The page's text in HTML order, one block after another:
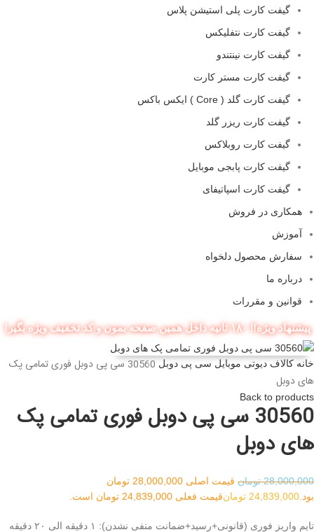
گیفت کارت پلی استیشن پلاس
گیفت کارت نتفلیکس
گیفت کارت نینتندو
گیفت کارت مستر کارت
گیفت کارت گلد ( Core ) ایکس باکس
گیفت کارت ریزر گلد
گیفت کارت روبلاکس
گیفت کارت پابجی موبایل
گیفت کارت اسپاتیفای
همکاری در فروش
آموزش
سفارش محصول دلخواه
درباره ما
قوانین و مقررات
پیشنهاد ویژه‼️ ۱۸۰ ثانیه داخل همین صفحه بمون و کد تخفیف ویژه بگیر!
خانه کالاف دیوتی موبایل سی پی دوبل
30560 سی پی دوبل فوری تمامی پک
های دوبل
Back to products
30560 سی پی دوبل فوری تمامی پک
های دوبل
28,000,000 تومان
قیمت اصلی 28,000,000 تومان
بود. 24,839,000 تومانقیمت فعلی 24,839,000 تومان است.
تایم واریز فوری (قانونی+رسید+ضمانت منفی نشدن): ۱ دقیقه الی ۲۰ دقیقه